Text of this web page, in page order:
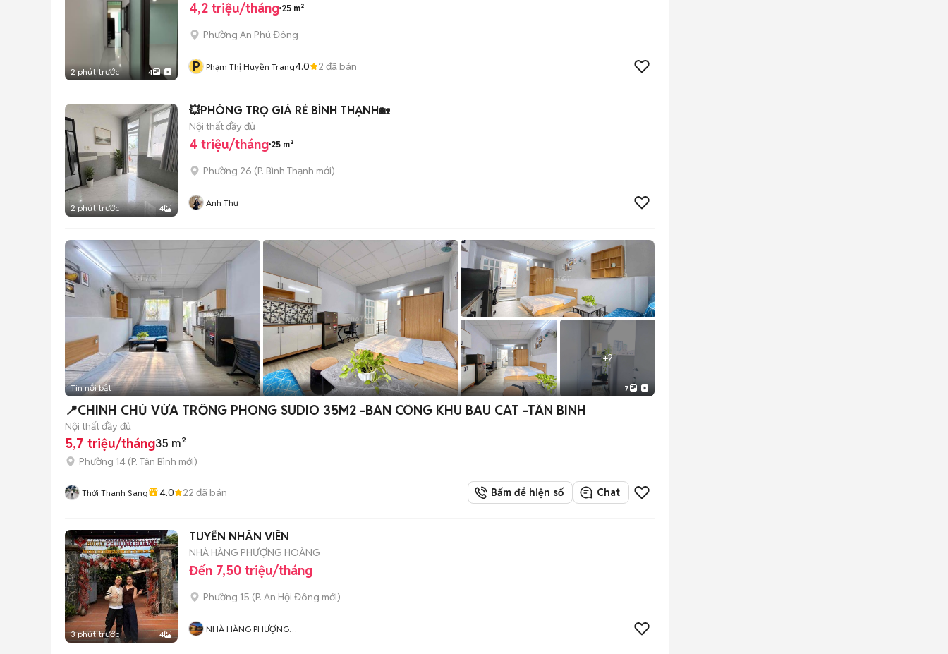
2 phút trước 4
4,2 triệu/tháng 25 m²
Phường An Phú Đông
P Phạm Thị Huyền Trang4.0 2 đã bán
2 phút trước 4
💥PHÒNG TRỌ GIÁ RẺ BÌNH THẠNH🏡
Nội thất đầy đủ
4 triệu/tháng 25 m²
Phường 26 (P. Bình Thạnh mới)
Anh Thư
+2
Tin nổi bật 7
📍CHÍNH CHỦ VỪA TRỐNG PHÒNG SUDIO 35M2 -BAN CÔNG KHU BÀU CÁT -TÂN BÌNH
Nội thất đầy đủ
5,7 triệu/tháng35 m²
Phường 14 (P. Tân Bình mới)
Thới Thanh Sang 4.0 22 đã bán Bấm để hiện số Chat
3 phút trước 4
TUYỂN NHÂN VIÊN
NHÀ HÀNG PHƯỢNG HOÀNG
Đến 7,50 triệu/tháng
Phường 15 (P. An Hội Đông mới)
NHÀ HÀNG PHƯỢNG